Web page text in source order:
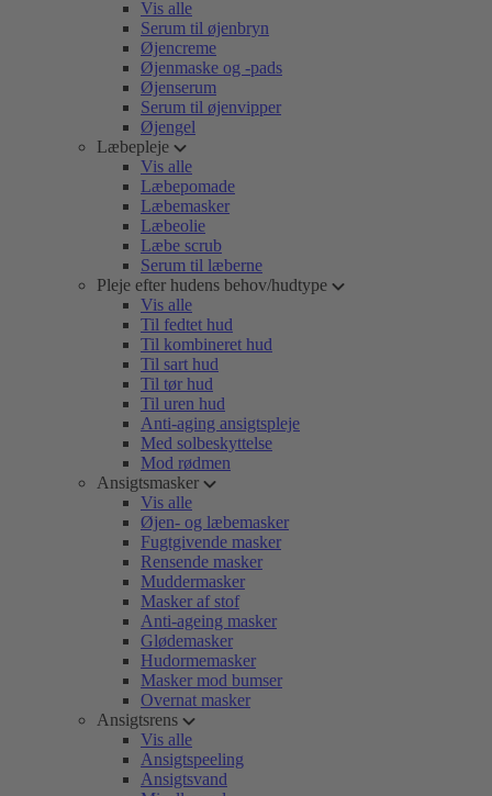
Vis alle
Serum til øjenbryn
Øjencreme
Øjenmaske og -pads
Øjenserum
Serum til øjenvipper
Øjengel
Læbepleje
Vis alle
Læbepomade
Læbemasker
Læbeolie
Læbe scrub
Serum til læberne
Pleje efter hudens behov/hudtype
Vis alle
Til fedtet hud
Til kombineret hud
Til sart hud
Til tør hud
Til uren hud
Anti-aging ansigtspleje
Med solbeskyttelse
Mod rødmen
Ansigtsmasker
Vis alle
Øjen- og læbemasker
Fugtgivende masker
Rensende masker
Muddermasker
Masker af stof
Anti-ageing masker
Glødemasker
Hudormemasker
Masker mod bumser
Overnat masker
Ansigtsrens
Vis alle
Ansigtspeeling
Ansigtsvand